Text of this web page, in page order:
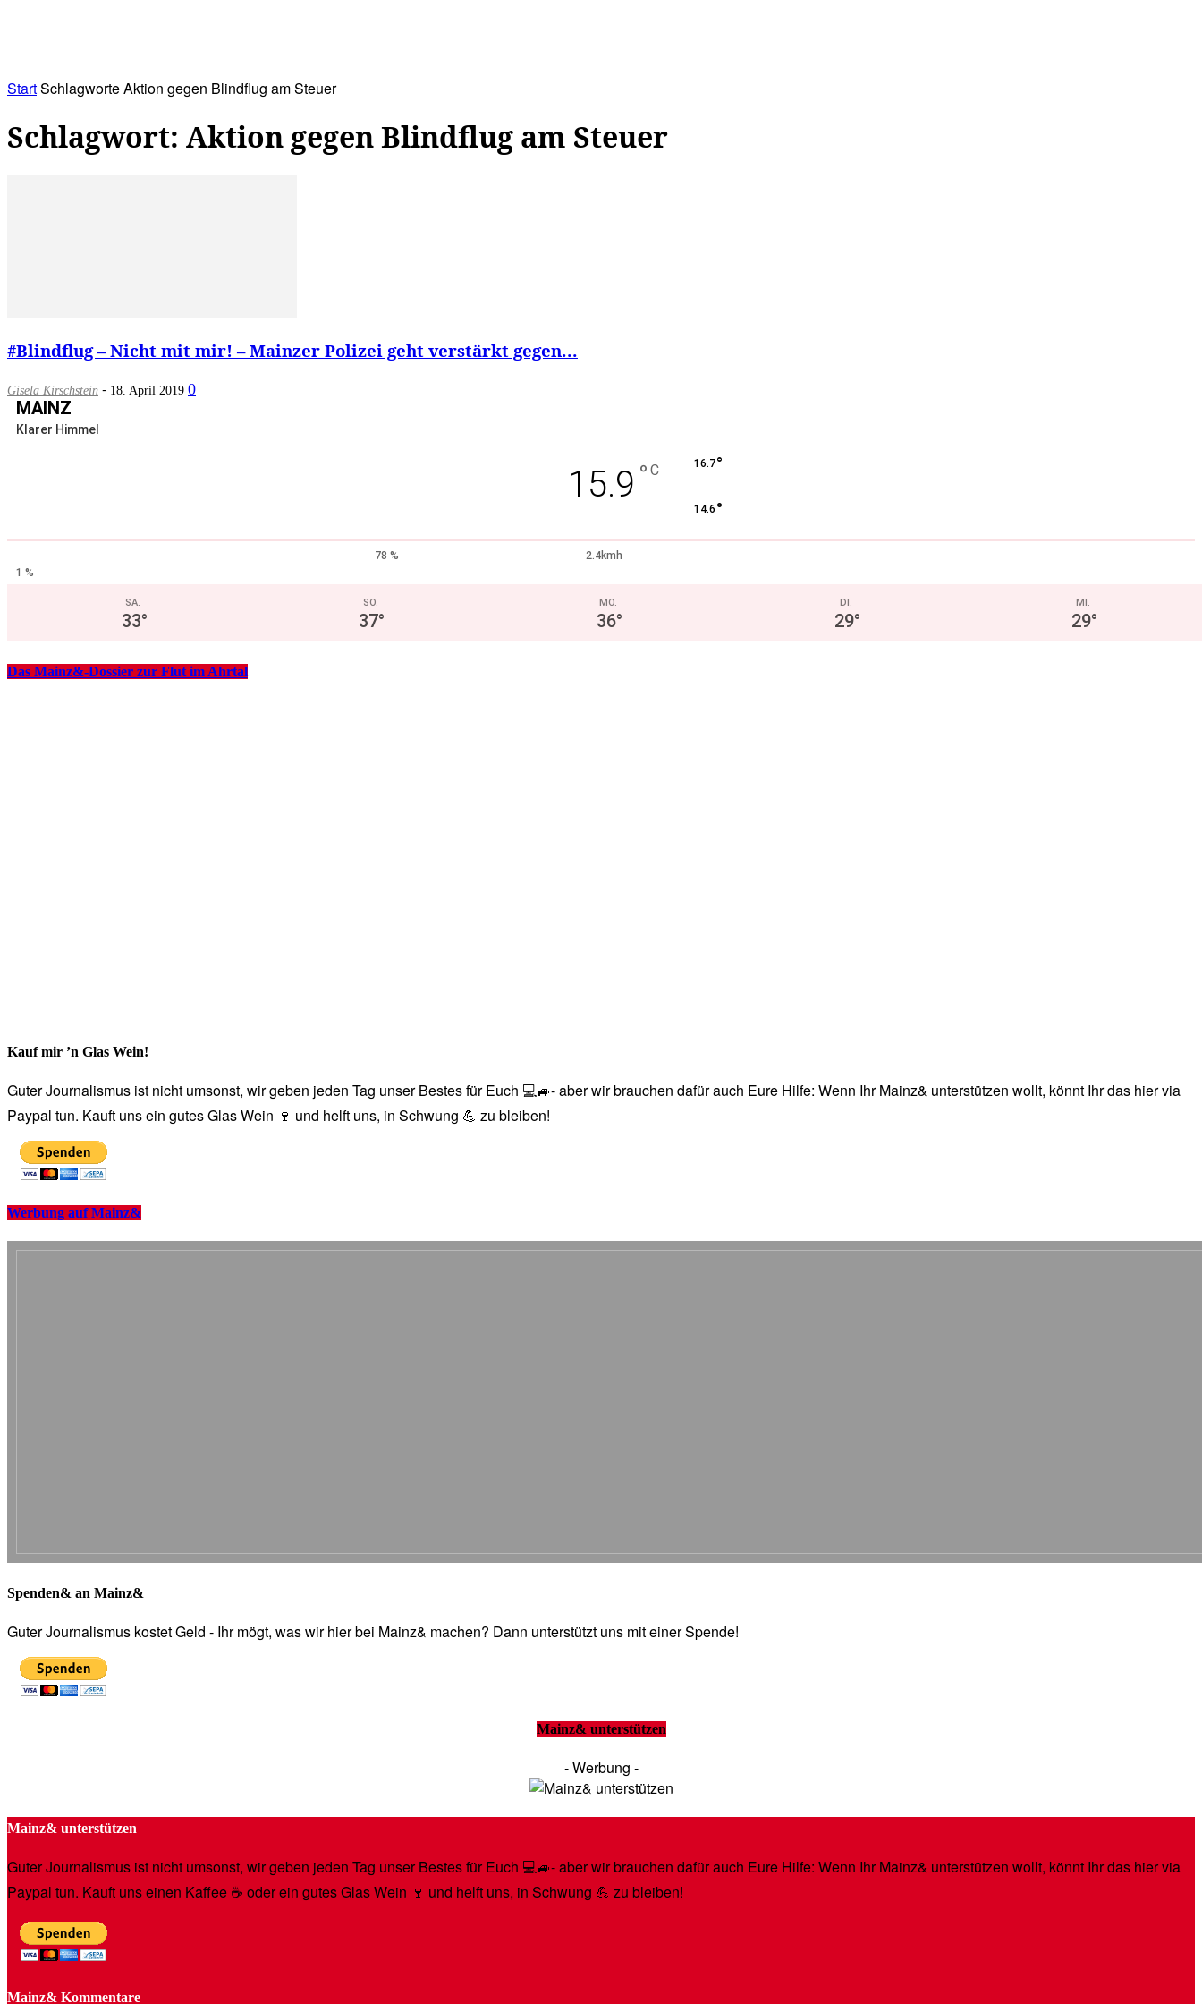
StartSchlagworteAktion gegen Blindflug am Steuer
Schlagwort: Aktion gegen Blindflug am Steuer
#Blindflug – Nicht mit mir! – Mainzer Polizei geht verstärkt gegen...
Gisela Kirschstein - 18. April 2019 0
MAINZ
Klarer Himmel
15.9 ° C 16.7°
14.6 °
78 %
2.4kmh
1 %
SA.
33°
SO.
37°
MO.
36°
DI.
29°
MI.
29°
Das Mainz&-Dossier zur Flut im Ahrtal
Kauf mir ’n Glas Wein!
Guter Journalismus ist nicht umsonst, wir geben jeden Tag unser Bestes für Euch 💻🚙- aber wir brauchen dafür auch Eure Hilfe: Wenn Ihr Mainz& unterstützen wollt, könnt Ihr das hier via
Paypal tun. Kauft uns ein gutes Glas Wein 🍷 und helft uns, in Schwung 💪 zu bleiben!
Werbung auf Mainz&
Spenden& an Mainz&
Guter Journalismus kostet Geld - Ihr mögt, was wir hier bei Mainz& machen? Dann unterstützt uns mit einer Spende!
Mainz& unterstützen
- Werbung -
Mainz& unterstützen
Guter Journalismus ist nicht umsonst, wir geben jeden Tag unser Bestes für Euch 💻🚙- aber wir brauchen dafür auch Eure Hilfe: Wenn Ihr Mainz& unterstützen wollt, könnt Ihr das hier via
Paypal tun. Kauft uns einen Kaffee ☕️ oder ein gutes Glas Wein 🍷 und helft uns, in Schwung 💪 zu bleiben!
Mainz& Kommentare